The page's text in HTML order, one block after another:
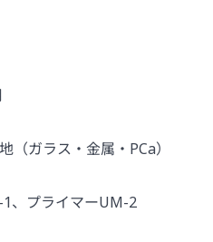
（ガラス・金属・PCa）
1、プライマーUM-2